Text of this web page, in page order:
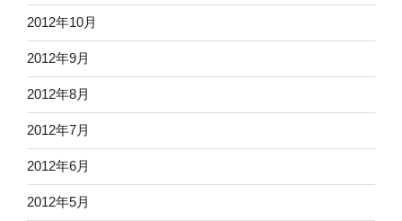
2012年10月
2012年9月
2012年8月
2012年7月
2012年6月
2012年5月